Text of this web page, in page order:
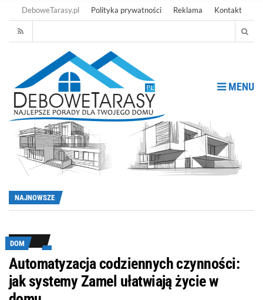
DeboweTarasy.pl Polityka prywatności Reklama Kontakt
MENU
NAJNOWSZE
DOM
Automatyzacja codziennych czynności:
jak systemy Zamel ułatwiają życie w